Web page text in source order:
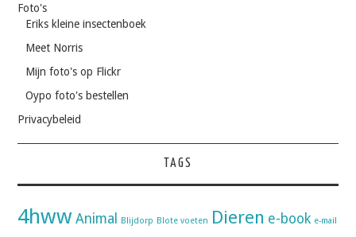
Foto's
Eriks kleine insectenboek
Meet Norris
Mijn foto's op Flickr
Oypo foto's bestellen
Privacybeleid
TAGS
4hww Animal Blijdorp Blote voeten Dieren e-book e-mail